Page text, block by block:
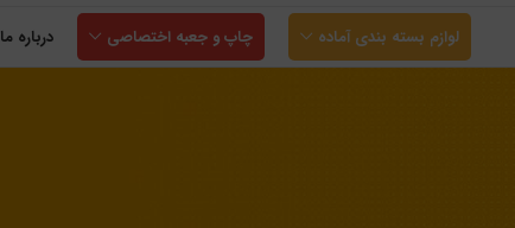
لوازم بسته بندی آماده چاپ و جعبه اختصاصی درباره ما